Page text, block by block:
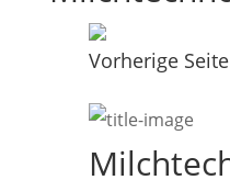
Vorherige Seite